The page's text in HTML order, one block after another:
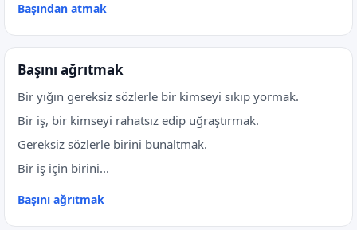
Başından atmak
Başını ağrıtmak
Bir yığın gereksiz sözlerle bir kimseyi sıkıp yormak.
Bir iş, bir kimseyi rahatsız edip uğraştırmak.
Gereksiz sözlerle birini bunaltmak.
Bir iş için birini...
Başını ağrıtmak